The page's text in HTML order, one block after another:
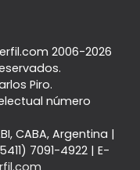
2006-2026
Piro.
número
, CABA, Argentina |
7091-4922| E-